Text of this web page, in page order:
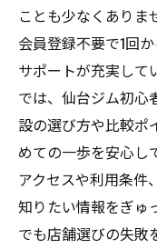
ことも少なくありま
会員登録不要で1回
サポートが充実して
では、仙台ジム初心
設の選び方や比較ポ
めての一歩を安心し
アクセスや利用条件
知りたい情報をぎゅ
でも店舗選びの失敗